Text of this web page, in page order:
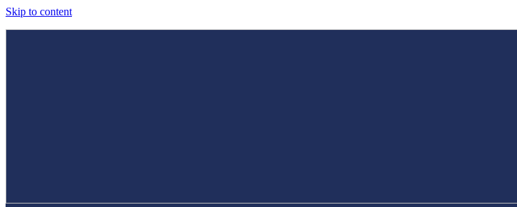
Skip to content